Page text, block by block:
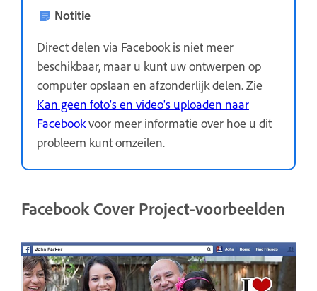
Notitie
Direct delen via Facebook is niet meer
beschikbaar, maar u kunt uw ontwerpen op
computer opslaan en afzonderlijk delen. Zie
Kan geen foto's en video's uploaden naar
Facebookvoor meer informatie over hoe u dit
probleem kunt omzeilen.
Facebook Cover Project-voorbeelden